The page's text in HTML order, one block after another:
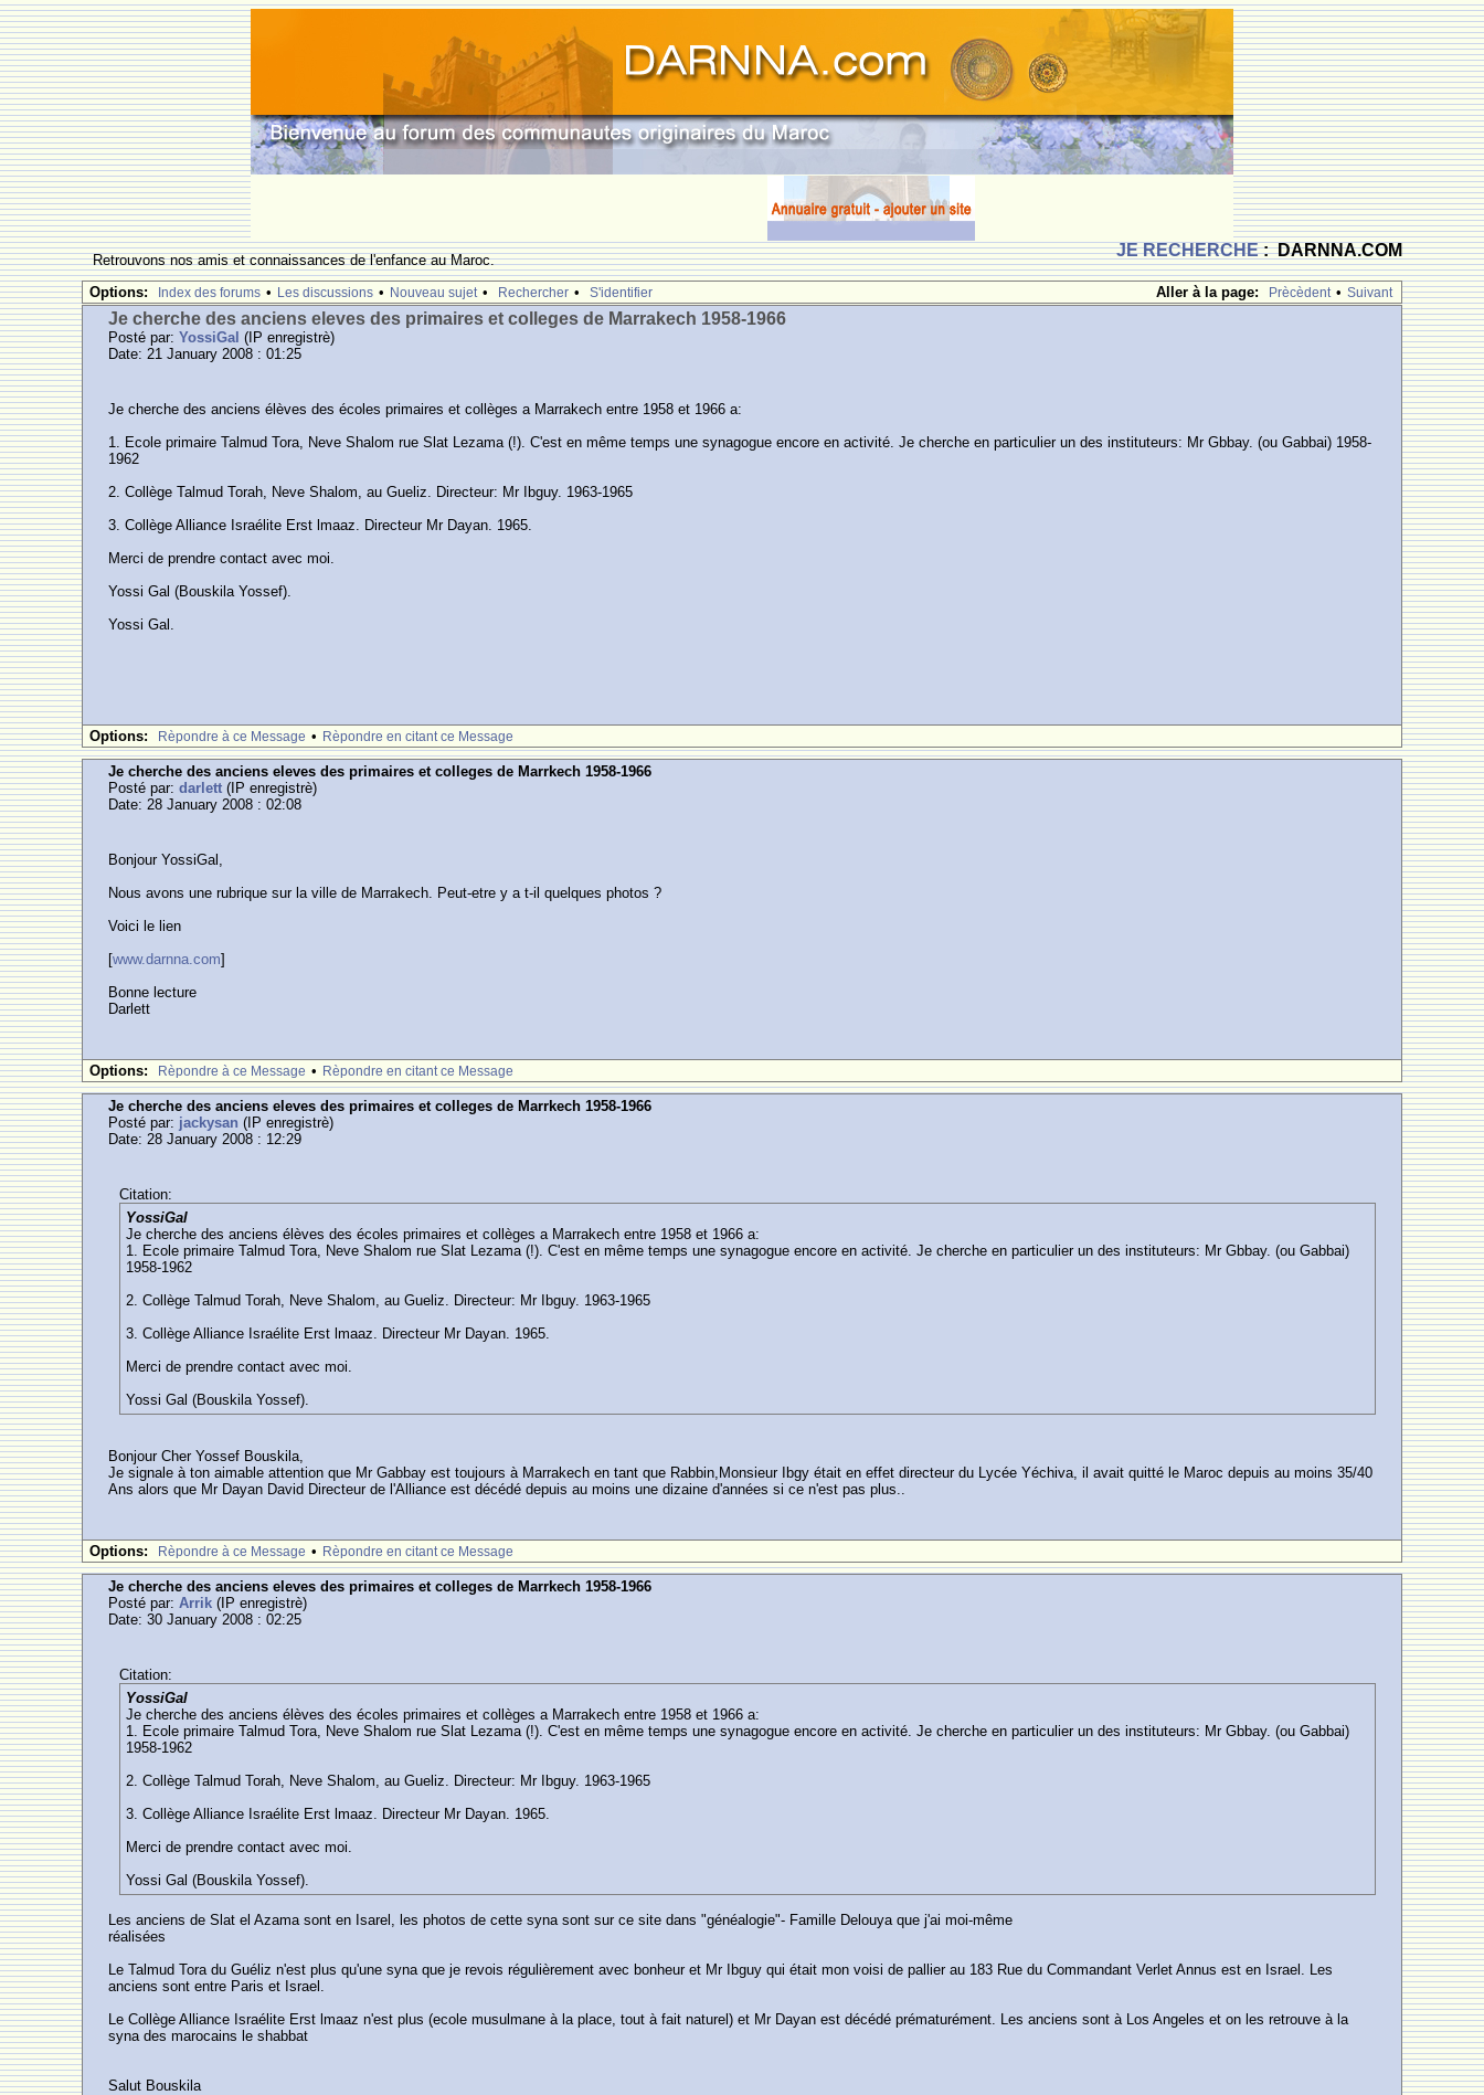
JE RECHERCHE: DARNNA.COM
Retrouvons nos amis et connaissances de l'enfance au Maroc.
Aller à la page:
Prècèdent • Suivant
Options: Index des forums • Les discussions • Nouveau sujet • Rechercher • S'identifier
Je cherche des anciens eleves des primaires et colleges de Marrakech 1958-1966
Posté par:YossiGal (IP enregistrè)
Date: 21 January 2008 : 01:25
Je cherche des anciens élèves des écoles primaires et collèges a Marrakech entre 1958 et 1966 a:
1. Ecole primaire Talmud Tora, Neve Shalom rue Slat Lezama (!). C'est en même temps une synagogue encore en activité. Je cherche en particulier un des instituteurs: Mr Gbbay. (ou Gabbai) 1958-
1962
2. Collège Talmud Torah, Neve Shalom, au Gueliz. Directeur: Mr Ibguy. 1963-1965
3. Collège Alliance Israélite Erst lmaaz. Directeur Mr Dayan. 1965.
Merci de prendre contact avec moi.
Yossi Gal (Bouskila Yossef).
Yossi Gal.
Options: Rèpondre à ce Message • Rèpondre en citant ce Message
Je cherche des anciens eleves des primaires et colleges de Marrkech 1958-1966
Posté par:darlett (IP enregistrè)
Date: 28 January 2008 : 02:08
Bonjour YossiGal,
Nous avons une rubrique sur la ville de Marrakech. Peut-etre y a t-il quelques photos ?
Voici le lien
[www.darnna.com]
Bonne lecture
Darlett
Options: Rèpondre à ce Message • Rèpondre en citant ce Message
Je cherche des anciens eleves des primaires et colleges de Marrkech 1958-1966
Posté par: jackysan (IP enregistrè)
Date: 28 January 2008 : 12:29
Citation:
YossiGal
Je cherche des anciens élèves des écoles primaires et collèges a Marrakech entre 1958 et 1966 a:
1. Ecole primaire Talmud Tora, Neve Shalom rue Slat Lezama (!). C'est en même temps une synagogue encore en activité. Je cherche en particulier un des instituteurs: Mr Gbbay. (ou Gabbai)
1958-1962
2. Collège Talmud Torah, Neve Shalom, au Gueliz. Directeur: Mr Ibguy. 1963-1965
3. Collège Alliance Israélite Erst lmaaz. Directeur Mr Dayan. 1965.
Merci de prendre contact avec moi.
Yossi Gal (Bouskila Yossef).
Bonjour Cher Yossef Bouskila,
Je signale à ton aimable attention que Mr Gabbay est toujours à Marrakech en tant que Rabbin,Monsieur Ibgy était en effet directeur du Lycée Yéchiva, il avait quitté le Maroc depuis au moins 35/40
Ans alors que Mr Dayan David Directeur de l'Alliance est décédé depuis au moins une dizaine d'années si ce n'est pas plus..
Options: Rèpondre à ce Message • Rèpondre en citant ce Message
Je cherche des anciens eleves des primaires et colleges de Marrkech 1958-1966
Posté par:Arrik (IP enregistrè)
Date: 30 January 2008 : 02:25
Citation:
YossiGal
Je cherche des anciens élèves des écoles primaires et collèges a Marrakech entre 1958 et 1966 a:
1. Ecole primaire Talmud Tora, Neve Shalom rue Slat Lezama (!). C'est en même temps une synagogue encore en activité. Je cherche en particulier un des instituteurs: Mr Gbbay. (ou Gabbai)
1958-1962
2. Collège Talmud Torah, Neve Shalom, au Gueliz. Directeur: Mr Ibguy. 1963-1965
3. Collège Alliance Israélite Erst lmaaz. Directeur Mr Dayan. 1965.
Merci de prendre contact avec moi.
Yossi Gal (Bouskila Yossef).
Les anciens de Slat el Azama sont en Isarel, les photos de cette syna sont sur ce site dans "généalogie"- Famille Delouya que j'ai moi-même
réalisées
Le Talmud Tora du Guéliz n'est plus qu'une syna que je revois régulièrement avec bonheur et Mr Ibguy qui était mon voisi de pallier au 183 Rue du Commandant Verlet Annus est en Israel. Les
anciens sont entre Paris et Israel.
Le Collège Alliance Israélite Erst lmaaz n'est plus (ecole musulmane à la place, tout à fait naturel) et Mr Dayan est décédé prématurément. Les anciens sont à Los Angeles et on les retrouve à la
syna des marocains le shabbat
Salut Bouskila